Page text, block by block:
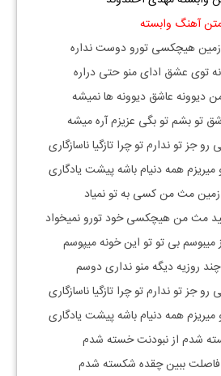
آهنگ وابسته
هیچکسی تورو دوست نداره
توی عشق ادای منو حتی دراره
عاشق دیوونه ها نمیشه
تو بشم تو بگی عزیزم آره میشه
جز تو ندارم تو چرا تازگیا ناسازگاری
همه دنیام باشه پیشت یادگاری
مث من کسی به تو نمیاد
مث من هیچکسی خود تورو نمیخواد
بی تو تو این خونه میپوسم
روزیه دیگه منو نداری دوسم
جز تو ندارم تو چرا تازگیا ناسازگاری
همه دنیام باشه پیشت یادگاری
شدم از نبودنت خسته شدم
فاصلت ببین چقده شکسته شدم